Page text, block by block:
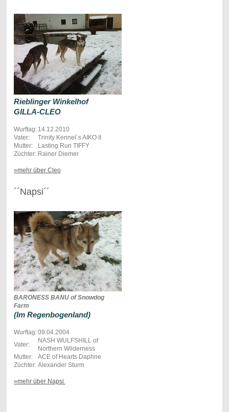
Rieblinger Winkelhof
GILLA-CLEO
Wurftag: 14.12.2010
Vater:
Trinity Kennel´s AIKO II
Mutter:
Lasting Run TIFFY
Züchter: Rainer Diemer
»mehr über Cleo
´´Napsi´´
BARONESS BANU of Snowdog
Farm
(Im Regenbogenland)
Wurftag:09.04.2004
Vater:
NASH WULFSHILL of
Northern Wilderness
Mutter:
ACE of Hearts Daphne
Züchter: Alexander Sturm
»mehr über Napsi